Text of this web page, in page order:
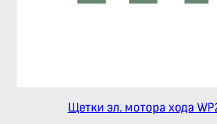
Щетки эл. мотора хода